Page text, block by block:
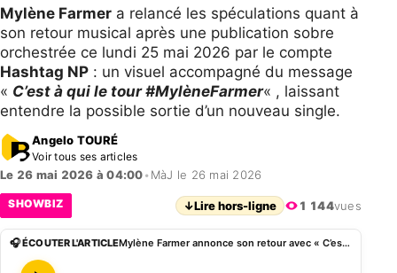
Mylène Farmer a relancé les spéculations quant à
son retour musical après une publication sobre
orchestrée ce lundi 25 mai 2026 par le compte
Hashtag NP : un visuel accompagné du message
« C’est à qui le tour #MylèneFarmer« , laissant
entendre la possible sortie d’un nouveau single.
Angelo TOURÉ
Voir tous ses articles
Le 26 mai 2026 à 04:00• MàJ le 26 mai 2026
SHOWBIZ ↓Lire hors-ligne 1 144vues
🎧 ÉCOUTER L'ARTICLE Mylène Farmer annonce son retour avec « C’est à qui le tour »